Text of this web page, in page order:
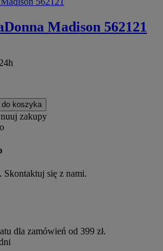
Madison 562121
zakupy
się z nami.
dla zamówień od 399 zł.